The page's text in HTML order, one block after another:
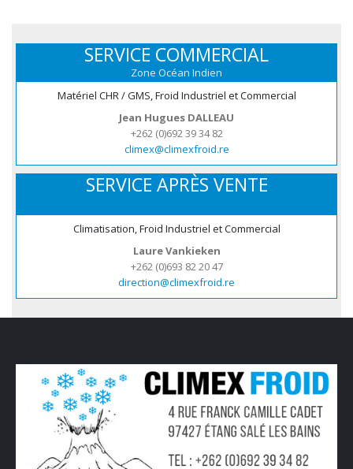
SERVICE COMMERCIAL
Zone Océan Indien
Matériel CHR / GMS, Froid Industriel et Commercial
Jean Hugues DALLEAU
+262 (0)692 39 34 82
climex@climexfroid.re
SERVICE APRÈS VENTE
Climatisation, Froid Industriel et Commercial
Laure Vankieken
+262 (0)693 82 20 47
direction@climexfroid.re